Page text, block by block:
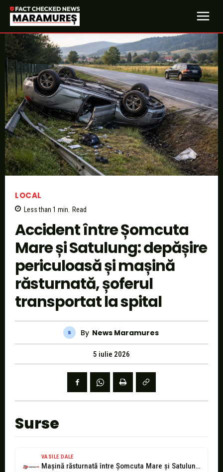
LOCAL
Less than 1 min. Read
Accident între Șomcuta
Mare și Satulung: depășire
periculoasă și mașină
răsturnată, șoferul
transportat la spital
By News Maramures
5 iulie 2026
Surse
VASILE DALE
Mașină răsturnată între Șomcuta Mare și Satulung după o depășire periculoasă